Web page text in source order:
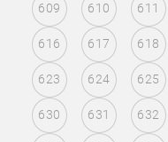
609 610 611
616 617 618
623 624 625
630 631 632